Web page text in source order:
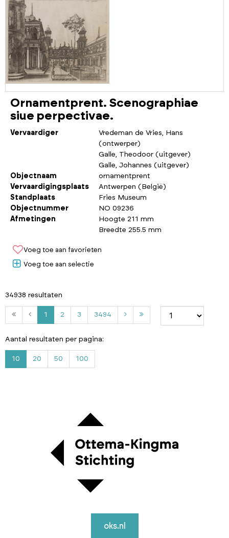
Ornamentprent. Scenographiae
siue perpectivae.
Vervaardiger
Vredeman de Vries, Hans
(ontwerper)
Galle, Theodoor (uitgever)
Galle, Johannes (uitgever)
Objectnaam
ornamentprent
Vervaardigingsplaats
Antwerpen (België)
Standplaats
Fries Museum
Objectnummer
NO 09236
Afmetingen
Hoogte 211 mm
Breedte 255.5 mm
Voeg toe aan favorieten
Voeg toe aan selectie
34938 resultaten
1 2 3 3494
4
Aantal resultaten per pagina:
10 20 50 100
oks.nl